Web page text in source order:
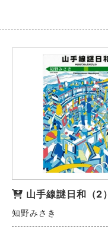
山手線謎日和（2）
知野みさき